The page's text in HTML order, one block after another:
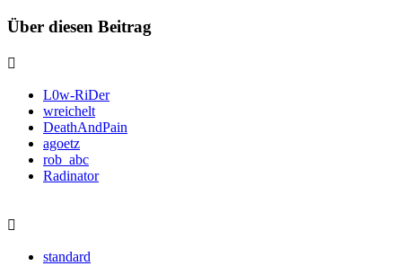
Über diesen Beitrag
L0w-RiDer
wreichelt
DeathAndPain
agoetz
rob_abc
Radinator
standard